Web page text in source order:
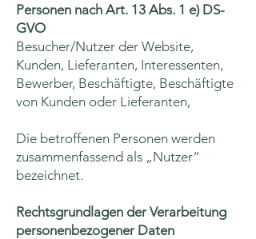
Personen nach Art. 13 Abs. 1 e) DS-
GVO
Besucher/Nutzer der Website,
Kunden, Lieferanten, Interessenten,
Bewerber, Beschäftigte, Beschäftigte
von Kunden oder Lieferanten,
Die betroffenen Personen werden
zusammenfassend als „Nutzer“
bezeichnet.
Rechtsgrundlagen der Verarbeitung
personenbezogener Daten